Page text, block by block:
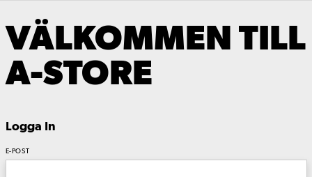
VÄLKOMMEN TILL
A-STORE
Logga In
E-POST